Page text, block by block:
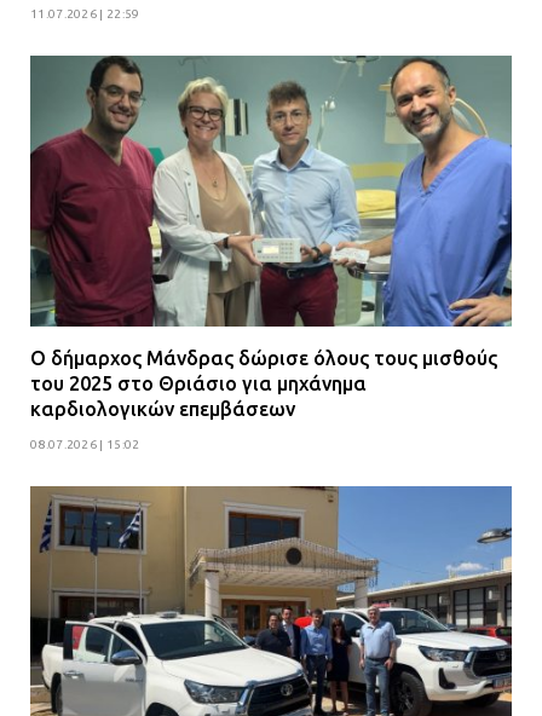
11.07.2026 | 22:59
Ο δήμαρχος Μάνδρας δώρισε όλους τους μισθούς
του 2025 στο Θριάσιο για μηχάνημα
καρδιολογικών επεμβάσεων
08.07.2026 | 15:02